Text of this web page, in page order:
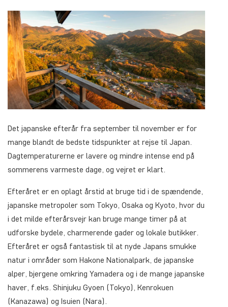
Det japanske efterår fra september til november er for
mange blandt de bedste tidspunkter at rejse til Japan.
Dagtemperaturerne er lavere og mindre intense end på
sommerens varmeste dage, og vejret er klart.
Efteråret er en oplagt årstid at bruge tid i de spændende,
japanske metropoler som Tokyo, Osaka og Kyoto, hvor du
i det milde efterårsvejr kan bruge mange timer på at
udforske bydele, charmerende gader og lokale butikker.
Efteråret er også fantastisk til at nyde Japans smukke
natur i områder som Hakone Nationalpark, de japanske
alper, bjergene omkring Yamadera og i de mange japanske
haver, f.eks. Shinjuku Gyoen (Tokyo), Kenrokuen
(Kanazawa) og Isuien (Nara).